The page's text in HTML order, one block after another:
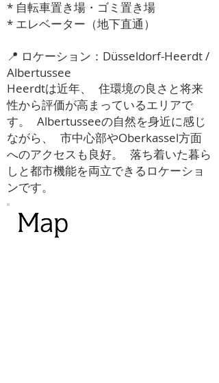
* 自転車置き場・ゴミ置き場
* エレベーター（地下直通）
📍 ロケーション：Düsseldorf-Heerdt /
Albertussee
Heerdtは近年、 住環境の良さと将来
性から評価が高まっているエリアで
す。 Albertusseeの自然を身近に感じ
ながら、 市中心部やOberkassel方面
へのアクセスも良好。 落ち着いた暮ら
しと都市機能を両立できるロケーショ
ンです。